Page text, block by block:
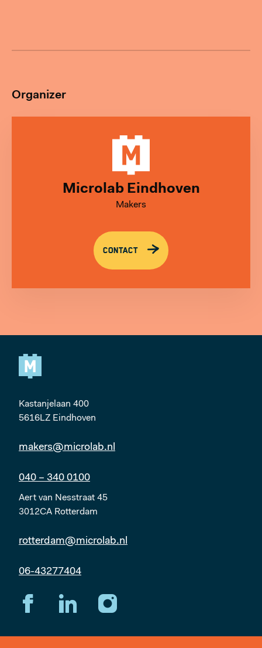
Organizer
Microlab Eindhoven
Makers
CONTACT
Kastanjelaan 400
5616LZ Eindhoven
makers@microlab.nl
040 – 340 0100
Aert van Nesstraat 45
3012CA Rotterdam
rotterdam@microlab.nl
06-43277404